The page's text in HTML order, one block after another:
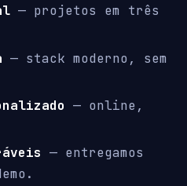
— projetos em três
— stack moderno, sem
— online,
— entregamos